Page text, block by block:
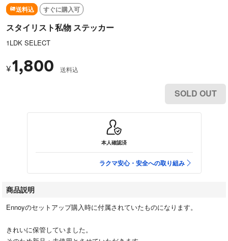
送料込 すぐに購入可
スタイリスト私物 ステッカー
1LDK SELECT
¥1,800 送料込
SOLD OUT
本人確認済
ラクマ安心・安全への取り組み
商品説明
Ennoyのセットアップ購入時に付属されていたものになります。
きれいに保管していました。